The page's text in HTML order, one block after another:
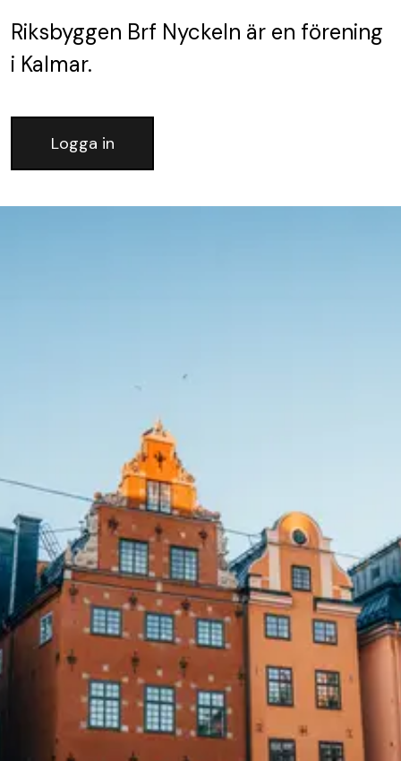
Riksbyggen Brf Nyckeln är en förening
i Kalmar.
Logga in